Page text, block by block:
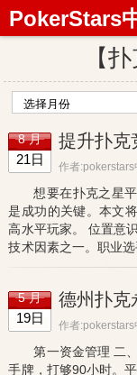
PokerStars
【
8 月
21日 作者
想要在扑克之星
是成功的关键。本文
高水平玩家。 位置意
技术因素之一。职业
r Position）和关煞位
5 月
19日
德州扑克
作者
第一资金管理 二
手牌，打够90小时。